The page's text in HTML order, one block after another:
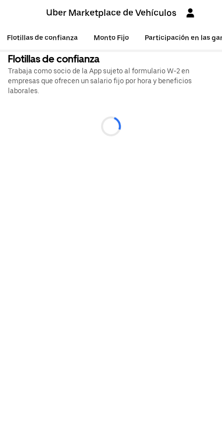
Uber Marketplace de Vehículos
Flotillas de confianza Monto Fijo Participación en las
Flotillas de confianza
Trabaja como socio de la App sujeto al formulario W-2 en
empresas que ofrecen un salario fijo por hora y beneficios
laborales.